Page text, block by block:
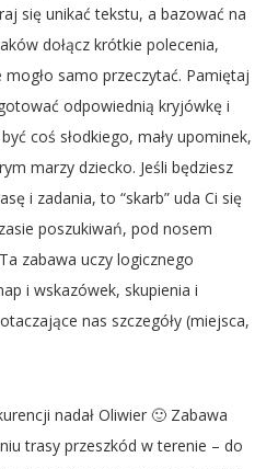
się unikać tekstu, a bazować na
dołącz krótkie polecenia,
samo przeczytać. Pamiętaj
odpowiednią kryjówkę i
coś słodkiego, mały upominek,
marzy dziecko. Jeśli będziesz
i zadania, to “skarb” uda Ci się
poszukiwań, pod nosem
zabawa uczy logicznego
i wskazówek, skupienia i
nas szczegóły (miejsca,
nadał Oliwier 🙂 Zabawa
trasy przeszkód w terenie – do